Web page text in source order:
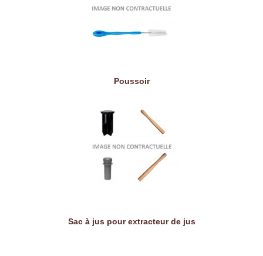
Poussoir
Sac à jus pour extracteur de jus